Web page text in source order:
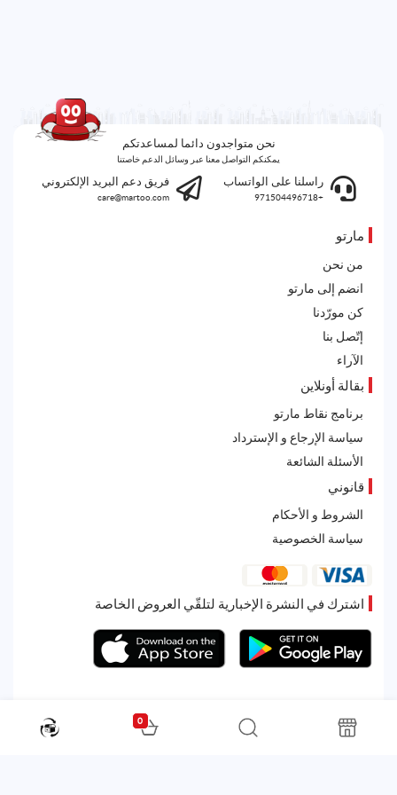
نحن متواجدون دائما لمساعدتكم
يمكنكم التواصل معنا عبر وسائل الدعم خاصتنا
راسلنا على الواتساب
+971504496718
فريق دعم البريد الإلكتروني
care@martoo.com
مارتو
من نحن
انضم إلى مارتو
كن مورّدنا
إتّصل بنا
الآراء
بقالة أونلاين
برنامج نقاط مارتو
سياسة الإرجاع و الإسترداد
الأسئلة الشائعة
قانوني
الشروط و الأحكام
سياسة الخصوصية
اشترك في النشرة الإخبارية لتلقّي العروض الخاصة
All rights reserved. Powered by Martoo © 2026
0